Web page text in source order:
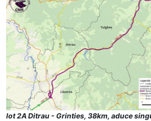
lot 2A Ditrau - Grinties, 38km, aduce